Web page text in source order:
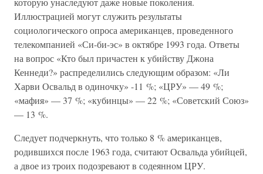
Иллюстрацией могут служить результаты
социологического опроса американцев, проведенного
телекомпанией «Си-би-эс» в октябре 1993 года. Ответы
на вопрос «Кто был причастен к убийству Джона
Кеннеди?» распределились следующим образом: «Ли
Харви Освальд в одиночку» -11 %; «ЦРУ» — 49 %;
«мафия» — 37 %; «кубинцы» — 22 %; «Советский Союз»
— 13 %.
Следует подчеркнуть, что только 8 % американцев,
родившихся после 1963 года, считают Освальда убийцей,
а двое из троих подозревают в содеянном ЦРУ.